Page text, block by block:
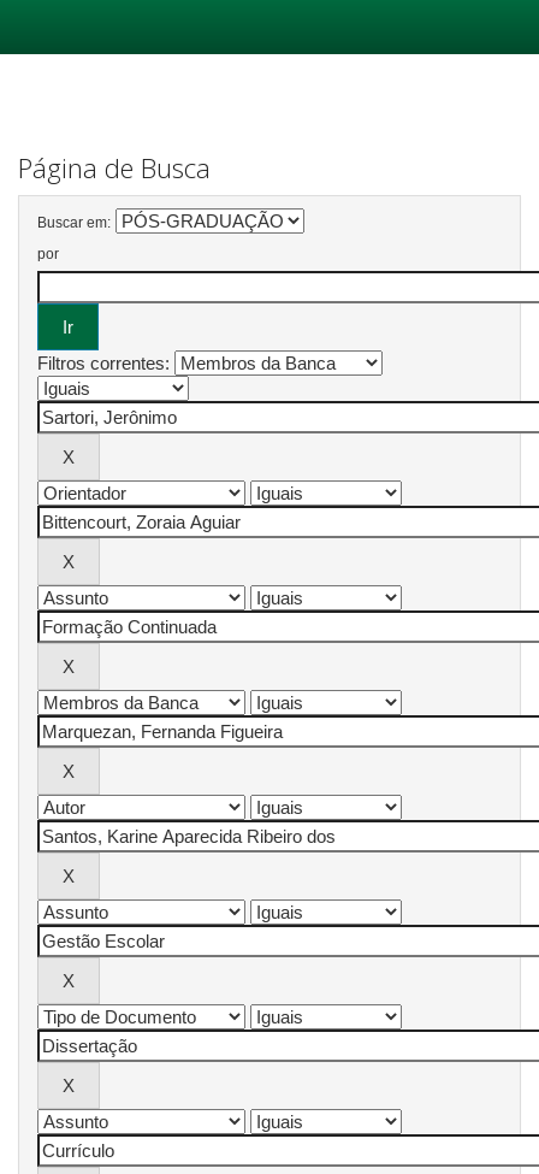
Página de Busca
Buscar em:
por
Filtros correntes: